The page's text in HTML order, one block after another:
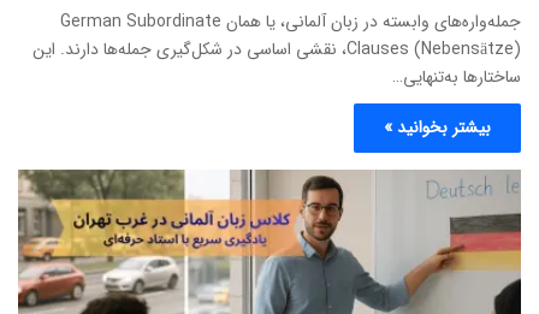
جمله‌واره‌های وابسته در زبان آلمانی، یا همان German Subordinate
Clauses (Nebensätze)، نقشی اساسی در شکل‌گیری جمله‌ها دارند. این
ساختارها به‌تنهایی…
بیشتر بخوانید »